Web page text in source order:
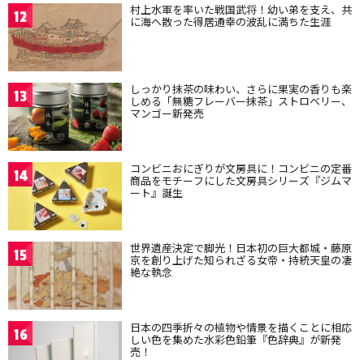
12 村上水軍を率いた戦国武将！幼い弟を支え、共
に海へ散った得居通幸の波乱に満ちた生涯
13 しっかり抹茶の味わい、さらに果実の香りも楽
しめる「無糖フレーバー抹茶」ストロベリー、
マンゴー新発売
14 コンビニおにぎりが文房具に！コンビニの定番
商品をモチーフにした文房具シリーズ『ジムマ
ート』誕生
15 世界遺産決定で脚光！日本初の巨大都城・藤原
京を創り上げた知られざる女帝・持統天皇の凄
絶な執念
16 日本の四季折々の植物や情景を描くことに相応
しい色を集めた水彩色鉛筆『色辞典』が新発
売！